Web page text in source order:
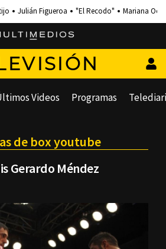
Julián Figueroa "El Recodo" Mariana
Videos Programas
de box youtube
Gerardo Méndez